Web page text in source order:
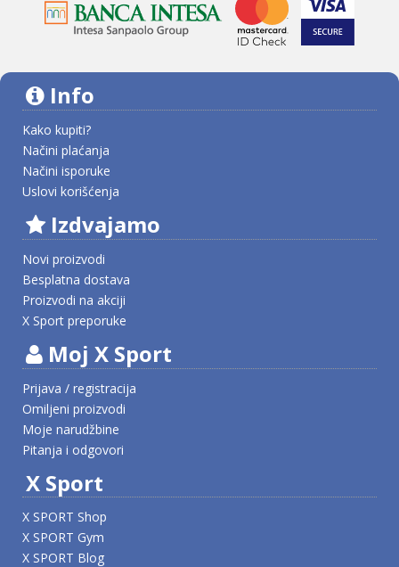
Info
Kako kupiti?
Načini plaćanja
Načini isporuke
Uslovi korišćenja
Izdvajamo
Novi proizvodi
Besplatna dostava
Proizvodi na akciji
X Sport preporuke
Moj X Sport
Prijava / registracija
Omiljeni proizvodi
Moje narudžbine
Pitanja i odgovori
X Sport
X SPORT Shop
X SPORT Gym
X SPORT Blog